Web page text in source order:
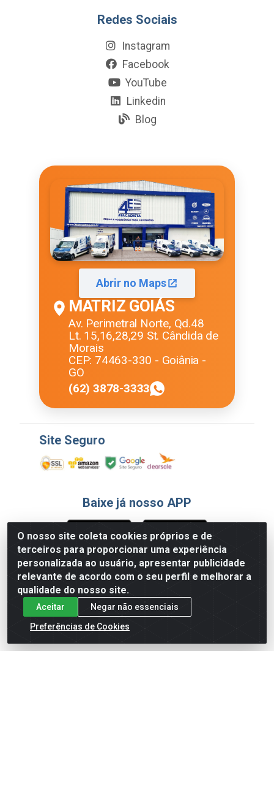
O nosso site coleta cookies próprios e de
terceiros para proporcionar uma experiência
personalizada ao usuário, apresentar publicidade
relevante de acordo com o seu perfil e melhorar a
qualidade do nosso site.
Aceitar
Negar não essenciais
Preferências de Cookies
Redes Sociais
Instagram
Facebook
YouTube
Linkedin
Blog
Abrir no Maps
MATRIZ GOIÁS
Av. Perimetral Norte, Qd.48
Lt. 15,16,28,29 St. Cândida de
Morais
CEP: 74463-330 - Goiânia -
GO
(62) 3878-3333
Site Seguro
Baixe já nosso APP
Formas de Pagamento